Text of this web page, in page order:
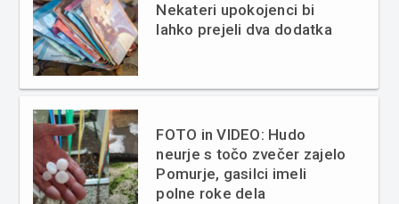
Nekateri upokojenci bi
lahko prejeli dva dodatka
FOTO in VIDEO: Hudo
neurje s točo zvečer zajelo
Pomurje, gasilci imeli
polne roke dela